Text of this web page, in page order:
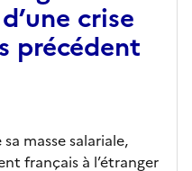
crise
précédent
masse salariale,
français à l’étranger